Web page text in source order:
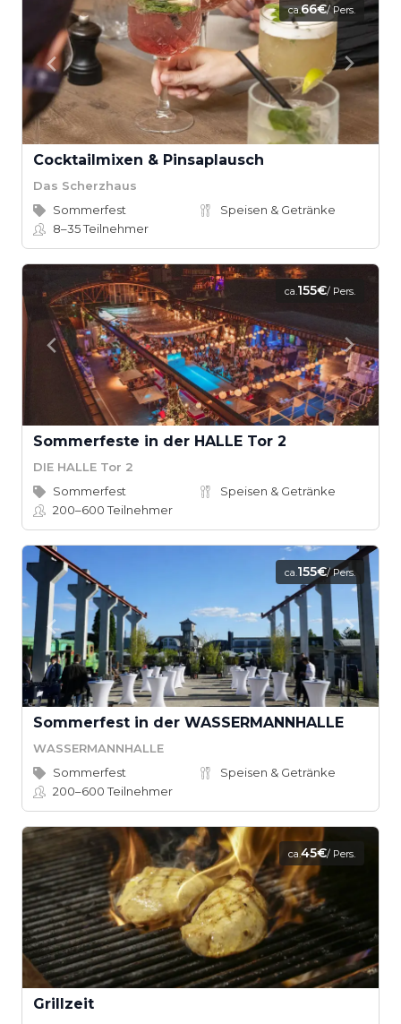
ca.66€/ Pers.
Cocktailmixen & Pinsaplausch
Das Scherzhaus
Sommerfest
Speisen & Getränke
8–35Teilnehmer
ca.155€/ Pers.
Sommerfeste in der HALLE Tor 2
DIE HALLE Tor 2
Sommerfest
Speisen & Getränke
200–600Teilnehmer
ca.155€/ Pers.
Sommerfest in der WASSERMANNHALLE
WASSERMANNHALLE
Sommerfest
Speisen & Getränke
200–600Teilnehmer
ca.45€/ Pers.
Grillzeit